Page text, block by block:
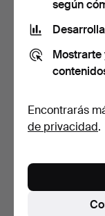
OMEGA, reloj de
Subastado 5 jun 2026
según
Encontrarás
de privacidad.